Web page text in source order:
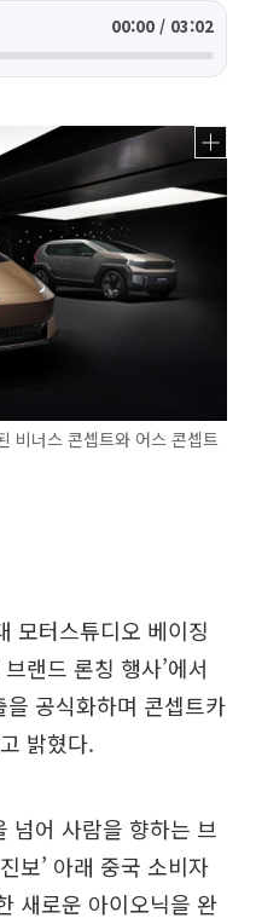
00:00 / 03:02
비너스 콘셉트와 어스 콘셉트
모터스튜디오 베이징
랜드 론칭 행사’에서
공식화하며 콘셉트카
밝혔다.
넘어 사람을 향하는 브
보’ 아래 중국 소비자
새로운 아이오닉을 완